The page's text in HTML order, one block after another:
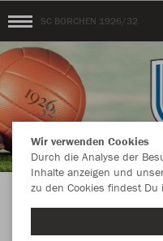
SC BORCHEN 1926/32
Herzlich
Wir verwenden Cookies
Durch die Analyse der
Inhalte anzeigen und
zu den Cookies findest